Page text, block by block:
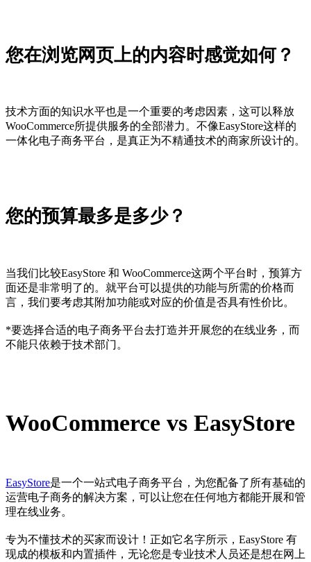
您在浏览网页上的内容时感觉如何？
技术方面的知识水平也是一个重要的考虑因素，这可以释放
WooCommerce所提供服务的全部潜力。不像EasyStore这样的
一体化电子商务平台，是真正为不精通技术的商家所设计的。
您的预算最多是多少？
当我们比较EasyStore 和 WooCommerce这两个平台时，预算方
面还是非常明了的。就平台可以提供的功能与所需的价格而
言，我们要考虑其附加功能或对应的价值是否具有性价比。
*要选择合适的电子商务平台去打造并开展您的在线业务，而
不能只依赖于技术部门。
WooCommerce vs EasyStore
EasyStore是一个一站式电子商务平台，为您配备了所有基础的
运营电子商务的解决方案，可以让您在任何地方都能开展和管
理在线业务。
专为不懂技术的买家而设计！正如它名字所示，EasyStore 有
现成的模板和内置插件，无论您是专业技术人员还是想在网上